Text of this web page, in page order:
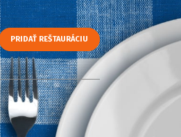
PRIDAŤ REŠTAURÁCIU